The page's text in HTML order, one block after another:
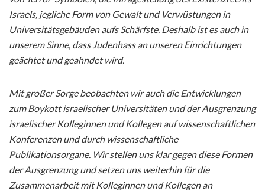
Israels, jegliche Form von Gewalt und Verwüstungen in
Universitätsgebäuden aufs Schärfste. Deshalb ist es auch in
unserem Sinne, dass Judenhass an unseren Einrichtungen
geächtet und geahndet wird.
Mit großer Sorge beobachten wir auch die Entwicklungen
zum Boykott israelischer Universitäten und der Ausgrenzung
israelischer Kolleginnen und Kollegen auf wissenschaftlichen
Konferenzen und durch wissenschaftliche
Publikationsorgane. Wir stellen uns klar gegen diese Formen
der Ausgrenzung und setzen uns weiterhin für die
Zusammenarbeit mit Kolleginnen und Kollegen an